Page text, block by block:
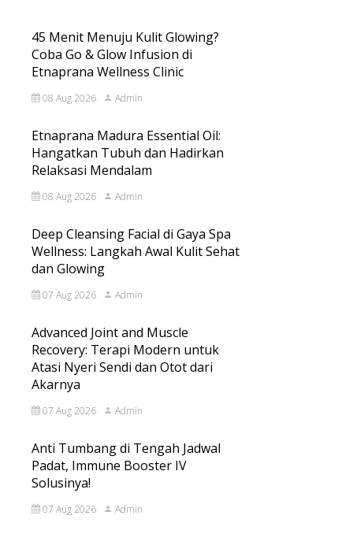
45 Menit Menuju Kulit Glowing?
Coba Go & Glow Infusion di
Etnaprana Wellness Clinic
08 Aug 2026 Admin
Etnaprana Madura Essential Oil:
Hangatkan Tubuh dan Hadirkan
Relaksasi Mendalam
08 Aug 2026 Admin
Deep Cleansing Facial di Gaya Spa
Wellness: Langkah Awal Kulit Sehat
dan Glowing
07 Aug 2026 Admin
Advanced Joint and Muscle
Recovery: Terapi Modern untuk
Atasi Nyeri Sendi dan Otot dari
Akarnya
07 Aug 2026 Admin
Anti Tumbang di Tengah Jadwal
Padat, Immune Booster IV
Solusinya!
07 Aug 2026 Admin